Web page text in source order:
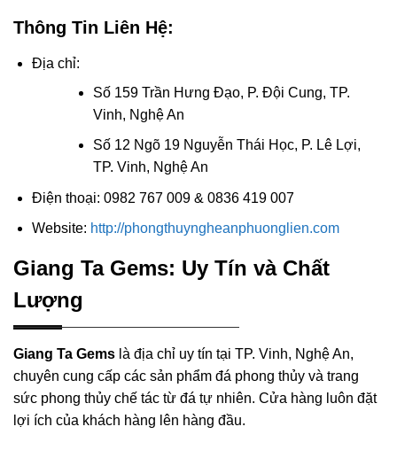
Thông Tin Liên Hệ:
Địa chỉ:
Số 159 Trần Hưng Đạo, P. Đội Cung, TP.
Vinh, Nghệ An
Số 12 Ngõ 19 Nguyễn Thái Học, P. Lê Lợi,
TP. Vinh, Nghệ An
Điện thoại: 0982 767 009 & 0836 419 007
Website: http://phongthuyngheanphuonglien.com
Giang Ta Gems: Uy Tín và Chất
Lượng
Giang Ta Gems là địa chỉ uy tín tại TP. Vinh, Nghệ An,
chuyên cung cấp các sản phẩm đá phong thủy và trang
sức phong thủy chế tác từ đá tự nhiên. Cửa hàng luôn đặt
lợi ích của khách hàng lên hàng đầu.